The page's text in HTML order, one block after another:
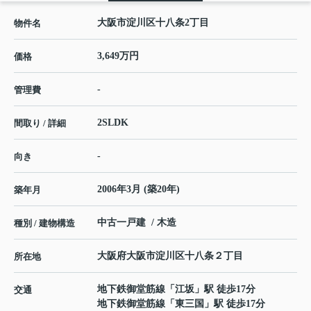
物件名 大阪市淀川区十八条2丁目
価格 3,649万円
管理費 -
間取り / 詳細 2SLDK
向き -
築年月 2006年3月 (築20年)
種別 / 建物構造 中古一戸建 / 木造
所在地 大阪府大阪市淀川区十八条 ２丁目
交通 地下鉄御堂筋線 「 江坂 」駅 徒歩17分
地下鉄御堂筋線 「 東三国 」駅 徒歩17分